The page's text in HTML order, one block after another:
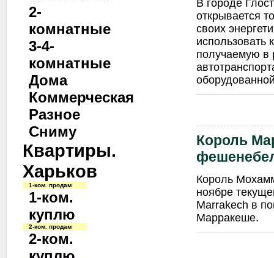
2-
комнатные
3-4-
комнатные
Дома
Коммерческая
Разное
Сниму
Квартиры.
Харьков
1-ком. продам
1-ком.
куплю
2-ком. продам
2-ком.
В городе
открывается
своих
использовать
получаемую в
Король
Король
ноябре
Marrakech в
Марракеше.